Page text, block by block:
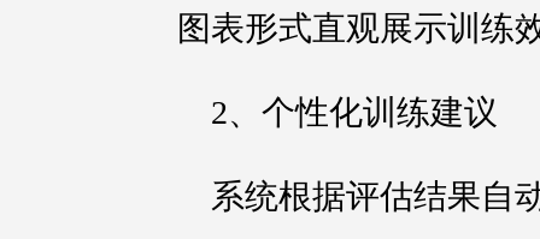
图表形式直观展示训练
2、个性化训练建议
系统根据评估结果自